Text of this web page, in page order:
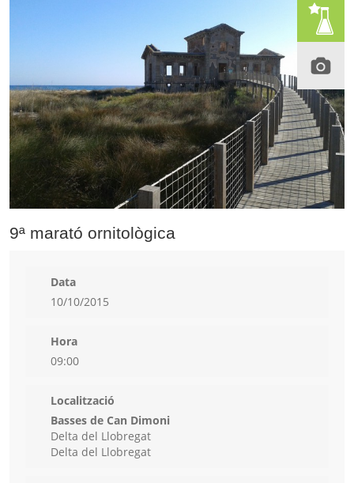
9ª marató ornitològica
Data
10/10/2015
Hora
09:00
Localització
Basses de Can Dimoni
Delta del Llobregat
Delta del Llobregat